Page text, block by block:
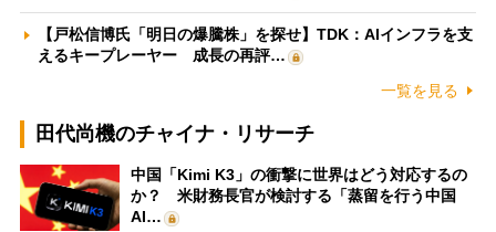
【戸松信博氏「明日の爆騰株」を探せ】TDK：AIインフラを支
えるキープレーヤー 成長の再評…
一覧を見る
田代尚機のチャイナ・リサーチ
中国「Kimi K3」の衝撃に世界はどう対応するの
か？ 米財務長官が検討する「蒸留を行う中国
AI…